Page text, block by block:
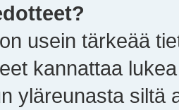
usein tärkeää
kannattaa
yläreunasta siltä